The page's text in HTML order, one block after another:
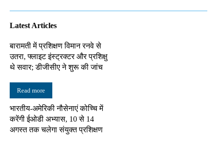
Latest Articles
बारामती में प्रशिक्षण विमान रनवे से
उतरा, फ्लाइट इंस्ट्रक्टर और प्रशिक्षु
थे सवार; डीजीसीए ने शुरू की जांच
Read more
भारतीय-अमेरिकी नौसेनाएं कोच्चि में
करेंगी ईओडी अभ्यास, 10 से 14
अगस्त तक चलेगा संयुक्त प्रशिक्षण